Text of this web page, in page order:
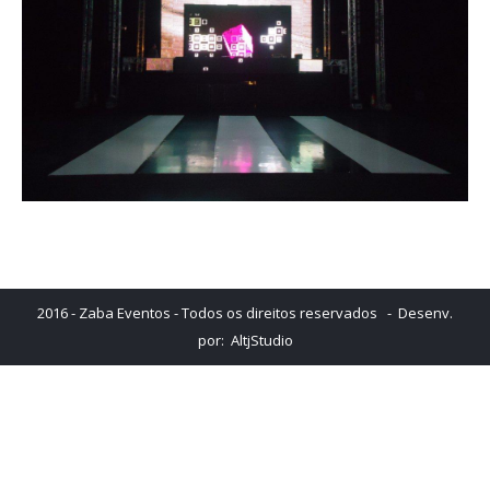
2016 - Zaba Eventos - Todos os direitos reservados - Desenv.
por: AltjStudio